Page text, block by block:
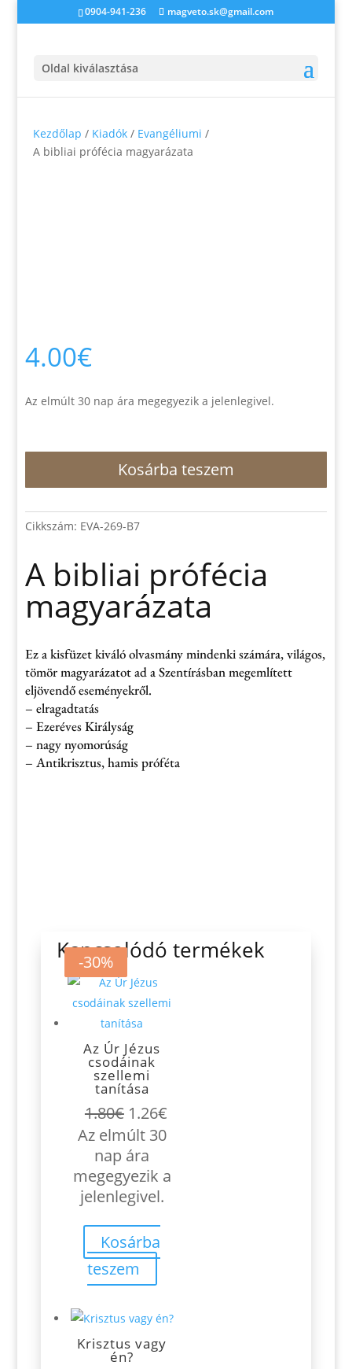
0904-941-236 magveto.sk@gmail.com
Oldal kiválasztása
Kezdőlap / Kiadók / Evangéliumi /
A bibliai prófécia magyarázata
4.00€
Az elmúlt 30 nap ára megegyezik a jelenlegivel.
A
prófécia
mennyiség
Kosárba teszem
Cikkszám: EVA-269-B7
A bibliai prófécia
magyarázata
Ez a kisfüzet kiváló olvasmány mindenki számára, világos,
tömör magyarázatot ad a Szentírásban megemlített
eljövendő eseményekről.
– elragadtatás
– Ezeréves Királyság
– nagy nyomorúság
– Antikrisztus, hamis próféta
Kapcsolódó termékek
-30%
Az Úr Jézus
csodáinak
szellemi
tanítása
1.80€ Original
price
was:
1.80€.
1.26€Current
price
1.26€.
Az elmúlt 30
nap ára
megegyezik a
jelenlegivel.
Kosárba
teszem
-30%
Krisztus vagy
én?
-30%